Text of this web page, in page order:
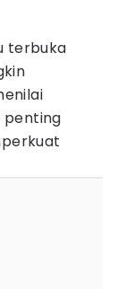
terbuka
penting